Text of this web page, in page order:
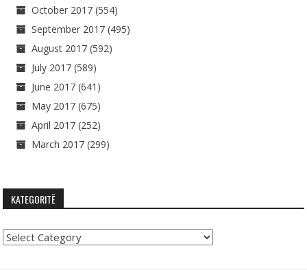
October 2017 (554)
September 2017 (495)
August 2017 (592)
July 2017 (589)
June 2017 (641)
May 2017 (675)
April 2017 (252)
March 2017 (299)
KATEGORITË
Kategoritë